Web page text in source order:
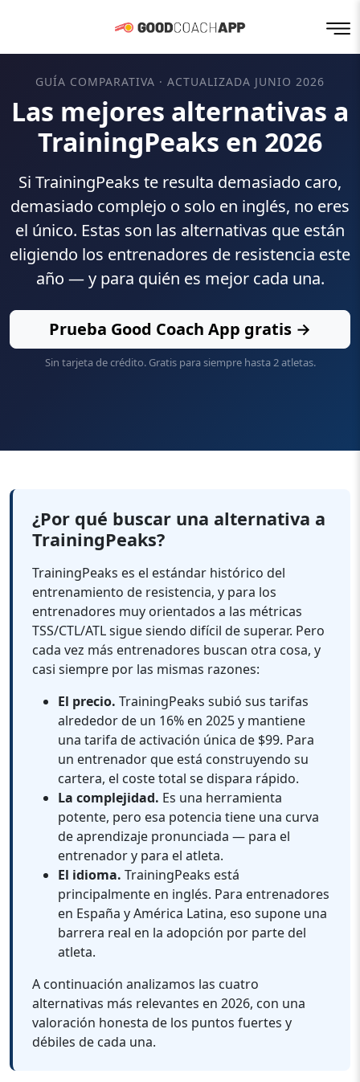
GUÍA COMPARATIVA · ACTUALIZADA JUNIO 2026
Las mejores alternativas a
TrainingPeaks en 2026
Si TrainingPeaks te resulta demasiado caro,
demasiado complejo o solo en inglés, no eres
el único. Estas son las alternativas que están
eligiendo los entrenadores de resistencia este
año — y para quién es mejor cada una.
Prueba Good Coach App gratis →
Sin tarjeta de crédito. Gratis para siempre hasta 2 atletas.
¿Por qué buscar una alternativa a
TrainingPeaks?
TrainingPeaks es el estándar histórico del
entrenamiento de resistencia, y para los
entrenadores muy orientados a las métricas
TSS/CTL/ATL sigue siendo difícil de superar. Pero
cada vez más entrenadores buscan otra cosa, y
casi siempre por las mismas razones:
El precio. TrainingPeaks subió sus tarifas
alrededor de un 16% en 2025 y mantiene
una tarifa de activación única de $99. Para
un entrenador que está construyendo su
cartera, el coste total se dispara rápido.
La complejidad. Es una herramienta
potente, pero esa potencia tiene una curva
de aprendizaje pronunciada — para el
entrenador y para el atleta.
El idioma. TrainingPeaks está
principalmente en inglés. Para entrenadores
en España y América Latina, eso supone una
barrera real en la adopción por parte del
atleta.
A continuación analizamos las cuatro
alternativas más relevantes en 2026, con una
valoración honesta de los puntos fuertes y
débiles de cada una.